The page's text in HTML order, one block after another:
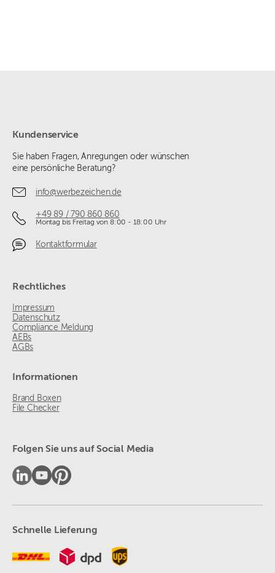
Kundenservice
Sie haben Fragen, Anregungen oder wünschen
eine persönliche Beratung?
info@werbezeichen.de
+49 89 / 790 860 860
Montag bis Freitag von 8:00 - 18:00 Uhr
Kontaktformular
Rechtliches
Impressum
Datenschutz
Compliance Meldung
AEBs
AGBs
Informationen
Brand Boxen
File Checker
Folgen Sie uns auf Social Media
Schnelle Lieferung